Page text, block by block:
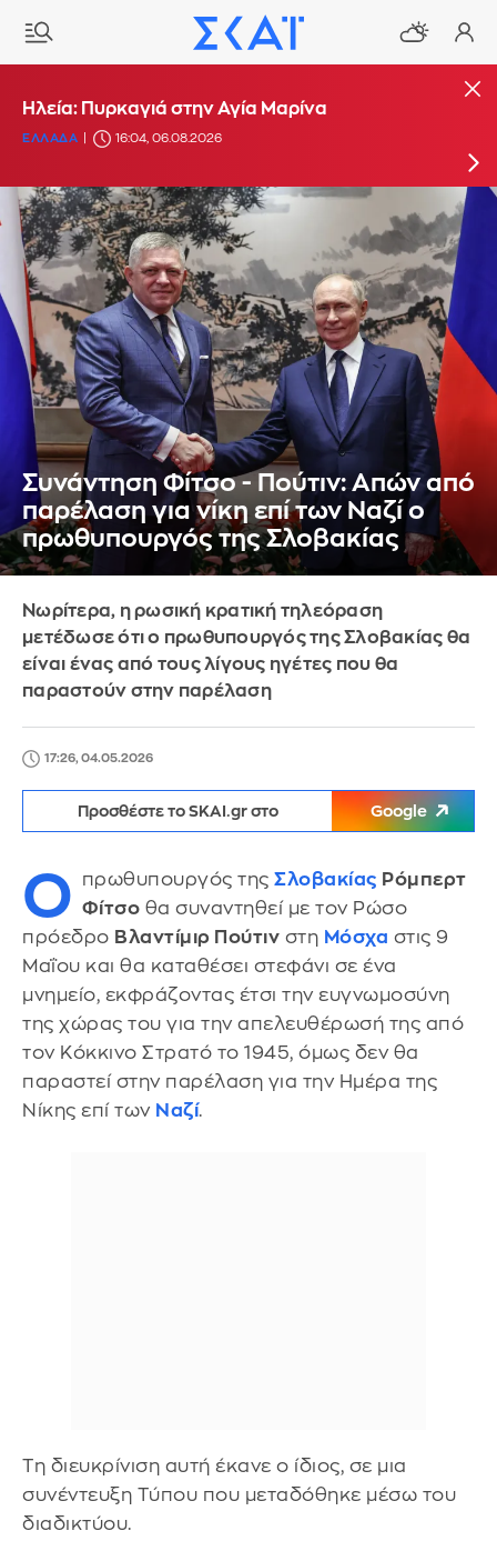
Πυρκαγιά στην περιοχή Κολυμπάδα στη Σκύρο
ΕΛΛΑΔΑ 15:17, 06.08.2026
Ηλεία: Πυρκαγιά στην Αγία Μαρίνα
ΕΛΛΑΔΑ 16:04, 06.08.2026
Συνάντηση Φίτσο - Πούτιν: Απών από
παρέλαση για νίκη επί των Ναζί ο
πρωθυπουργός της Σλοβακίας
Νωρίτερα, η ρωσική κρατική τηλεόραση
μετέδωσε ότι ο πρωθυπουργός της Σλοβακίας θα
είναι ένας από τους λίγους ηγέτες που θα
παραστούν στην παρέλαση
17:26, 04.05.2026
Προσθέστε το SKAI.gr στο Google
Ο πρωθυπουργός της Σλοβακίας Ρόμπερτ
Φίτσο θα συναντηθεί με τον Ρώσο
πρόεδρο Βλαντίμιρ Πούτιν στη Μόσχα στις 9
Μαΐου και θα καταθέσει στεφάνι σε ένα
μνημείο, εκφράζοντας έτσι την ευγνωμοσύνη
της χώρας του για την απελευθέρωσή της από
τον Κόκκινο Στρατό το 1945, όμως δεν θα
παραστεί στην παρέλαση για την Ημέρα της
Νίκης επί των Ναζί.
Τη διευκρίνιση αυτή έκανε ο ίδιος, σε μια
συνέντευξη Τύπου που μεταδόθηκε μέσω του
διαδικτύου.